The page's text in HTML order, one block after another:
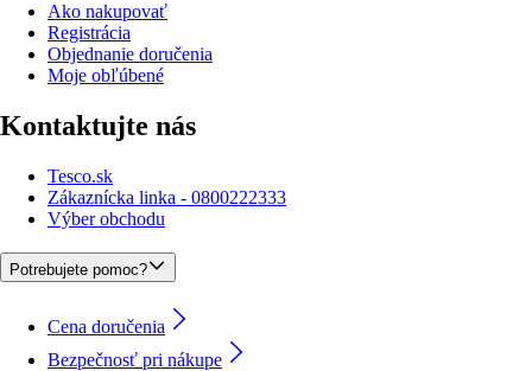
Ako nakupovať
Registrácia
Objednanie doručenia
Moje obľúbené
Kontaktujte nás
Tesco.sk
Zákaznícka linka - 0800222333
Výber obchodu
Potrebujete pomoc?
Cena doručenia
Bezpečnosť pri nákupe